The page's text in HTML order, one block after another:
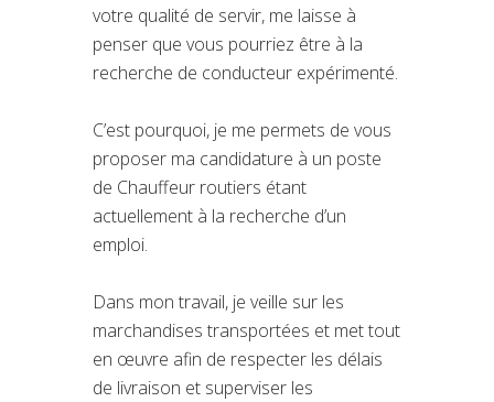
votre qualité de servir, me laisse à
penser que vous pourriez être à la
recherche de conducteur expérimenté.
C’est pourquoi, je me permets de vous
proposer ma candidature à un poste
de Chauffeur routiers étant
actuellement à la recherche d’un
emploi.
Dans mon travail, je veille sur les
marchandises transportées et met tout
en œuvre afin de respecter les délais
de livraison et superviser les